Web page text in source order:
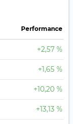
Perfor­mance
+2,57 %
+1,65 %
+10,20 %
+13,13 %